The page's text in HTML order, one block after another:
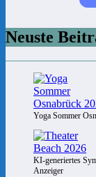
Neuste
Yoga Sommer
KI-generiertes
Anzeiger